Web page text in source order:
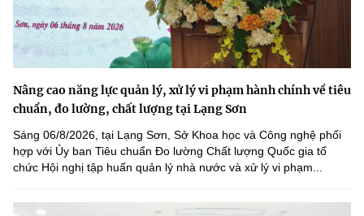
Nâng cao năng lực quản lý, xử lý vi phạm hành chính về tiêu
chuẩn, đo lường, chất lượng tại Lạng Sơn
Sáng 06/8/2026, tại Lạng Sơn, Sở Khoa học và Công nghệ phối
hợp với Ủy ban Tiêu chuẩn Đo lường Chất lượng Quốc gia tổ
chức Hội nghị tập huấn quản lý nhà nước và xử lý vi phạm...